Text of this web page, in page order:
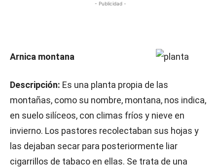
- Publicidad -
Arnica montana
Descripción: Es una planta propia de las
montañas, como su nombre, montana, nos indica,
en suelo silíceos, con climas fríos y nieve en
invierno. Los pastores recolectaban sus hojas y
las dejaban secar para posteriormente liar
cigarrillos de tabaco en ellas. Se trata de una